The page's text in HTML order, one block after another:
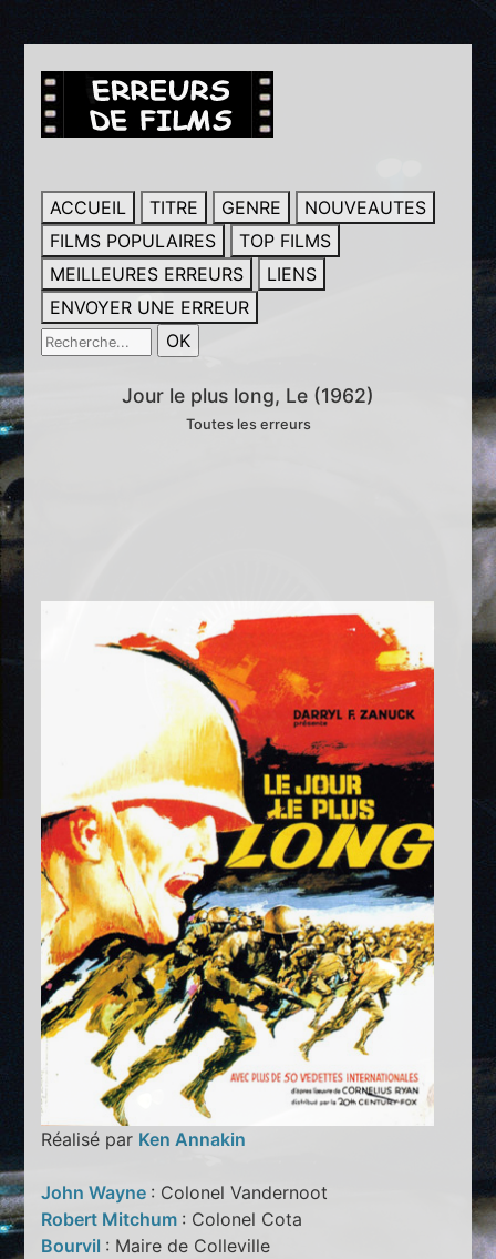
ACCUEIL TITRE GENRE
NOUVEAUTES
FILMS POPULAIRES
TOP FILMS
MEILLEURES ERREURS
LIENS
ENVOYER UNE ERREUR
Jour le plus long, Le (1962)
Toutes les erreurs
Réalisé par Ken Annakin
John Wayne : Colonel Vandernoot
Robert Mitchum : Colonel Cota
Bourvil : Maire de Colleville